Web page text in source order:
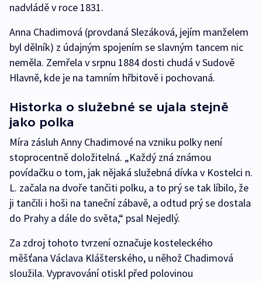
nadvládě v roce 1831.
Anna Chadimová (provdaná Slezáková, jejím manželem
byl dělník) z údajným spojením se slavným tancem nic
neměla. Zemřela v srpnu 1884 dosti chudá v Sudově
Hlavně, kde je na tamním hřbitově i pochovaná.
Historka o služebné se ujala stejně
jako polka
Míra zásluh Anny Chadimové na vzniku polky není
stoprocentně doložitelná. „Každý zná známou
povídačku o tom, jak nějaká služebná dívka v Kostelci n.
L. začala na dvoře tančiti polku, a to prý se tak líbilo, že
ji tančili i hoši na taneční zábavě, a odtud prý se dostala
do Prahy a dále do světa,“ psal Nejedlý.
Za zdroj tohoto tvrzení označuje kosteleckého
měšťana Václava Klášterského, u něhož Chadimová
sloužila. Vypravování otiskl před polovinou